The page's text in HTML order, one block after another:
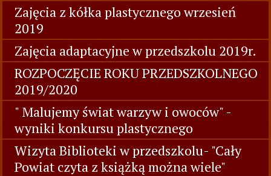
Zajęcia z kółka plastycznego wrzesień
2019
Zajęcia adaptacyjne w przedszkolu 2019r.
ROZPOCZĘCIE ROKU PRZEDSZKOLNEGO
2019/2020
" Malujemy świat warzyw i owoców" -
wyniki konkursu plastycznego
Wizyta Biblioteki w przedszkolu- "Cały
Powiat czyta z książką można wiele"